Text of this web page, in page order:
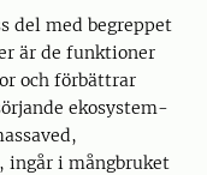
del med begreppet
är de funktioner
och förbättrar
ekosystem­
ingår i mångbruket